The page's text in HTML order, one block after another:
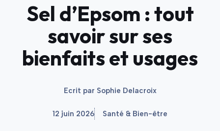
Sel d’Epsom : tout
savoir sur ses
bienfaits et usages
Ecrit par Sophie Delacroix
12 juin 2026 Santé & Bien-être